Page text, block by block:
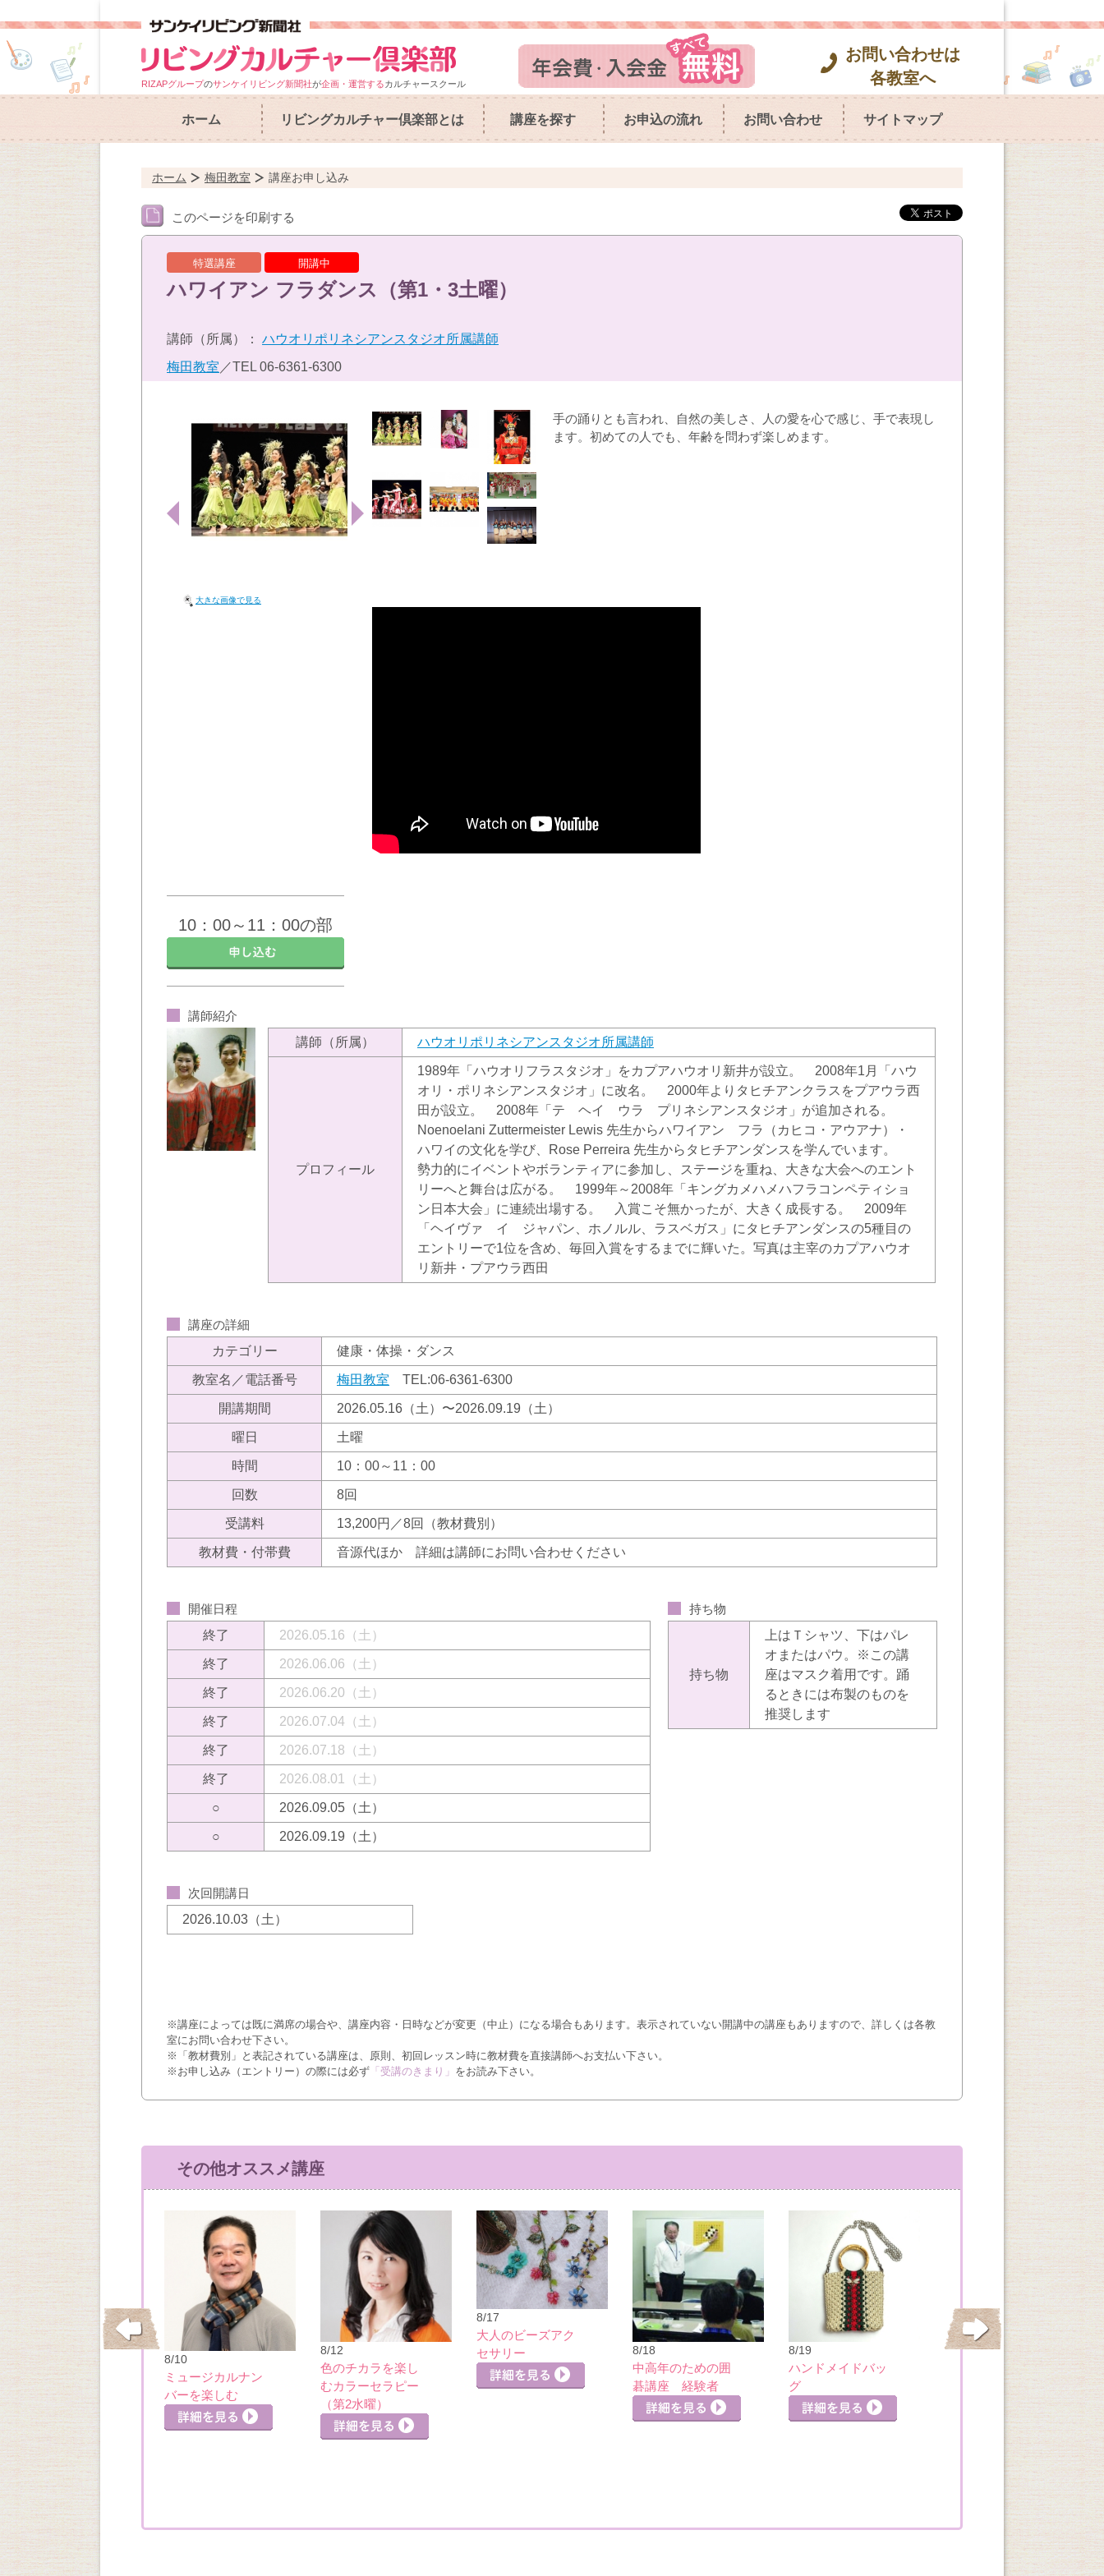
RIZAPグループのサンケイリビング新聞社が企画・運営するカルチャースクール
お問い合わせは
各教室へ
ホーム リビングカルチャー倶楽部とは 講座を探す お申込の流れ お問い合わせ サイトマップ
ホーム 梅田教室 講座お申し込み
このページを印刷する
特選講座 開講中
ハワイアン フラダンス（第1・3土曜）
講師（所属）： ハウオリポリネシアンスタジオ所属講師
梅田教室 ／TEL 06-6361-6300
大きな画像で見る
手の踊りとも言われ、自然の美しさ、人の愛を心で感じ、手で表現し
ます。初めての人でも、年齢を問わず楽しめます。
10：00～11：00の部
講師紹介
講師（所属）
ハウオリポリネシアンスタジオ所属講師
プロフィール
1989年「ハウオリフラスタジオ」をカプアハウオリ新井が設立。 2008年1月「ハウ
オリ・ポリネシアンスタジオ」に改名。 2000年よりタヒチアンクラスをプアウラ西
田が設立。 2008年「テ ヘイ ウラ プリネシアンスタジオ」が追加される。
Noenoelani Zuttermeister Lewis 先生からハワイアン フラ（カヒコ・アウアナ）・
ハワイの文化を学び、Rose Perreira 先生からタヒチアンダンスを学んでいます。
勢力的にイベントやボランティアに参加し、ステージを重ね、大きな大会へのエント
リーへと舞台は広がる。 1999年～2008年「キングカメハメハフラコンペティショ
ン日本大会」に連続出場する。 入賞こそ無かったが、大きく成長する。 2009年
「ヘイヴァ イ ジャパン、ホノルル、ラスベガス」にタヒチアンダンスの5種目の
エントリーで1位を含め、毎回入賞をするまでに輝いた。写真は主宰のカプアハウオ
リ新井・プアウラ西田
講座の詳細
カテゴリー
健康・体操・ダンス
教室名／電話番号 梅田教室 TEL:06-6361-6300
開講期間 2026.05.16（土）〜2026.09.19（土）
曜日 土曜
時間 10：00～11：00
回数 8回
受講料 13,200円／8回（教材費別）
教材費・付帯費 音源代ほか 詳細は講師にお問い合わせください
開催日程
終了
2026.05.16（土）
終了 2026.06.06（土）
終了 2026.06.20（土）
終了 2026.07.04（土）
終了 2026.07.18（土）
終了 2026.08.01（土）
○ 2026.09.05（土）
○ 2026.09.19（土）
持ち物
持ち物
上はＴシャツ、下はパレ
オまたはパウ。※この講
座はマスク着用です。踊
るときには布製のものを
推奨します
次回開講日
2026.10.03（土）
※講座によっては既に満席の場合や、講座内容・日時などが変更（中止）になる場合もあります。表示されていない開講中の講座もありますので、詳しくは各教
室にお問い合わせ下さい。
※「教材費別」と表記されている講座は、原則、初回レッスン時に教材費を直接講師へお支払い下さい。
※お申し込み（エントリー）の際には必ず 「受講のきまり」 をお読み下さい。
その他オススメ講座
10/15
垂水・舞子の洋館
めぐり・五色山洋
館
8/10
ミュージカルナン
バーを楽しむ
8/12
色のチカラを楽し
むカラーセラピー
（第2水曜）
8/17
大人のビーズアク
セサリー
8/18
中高年のための囲
碁講座 経験者
8/19
ハンドメイドバッ
グ
8/21
基本のチーズ＆ワ
を見る
詳細を見る
詳細を見る
詳